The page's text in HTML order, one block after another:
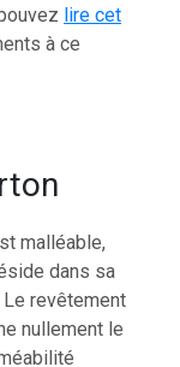
lire cet
à ce
malléable,
dans sa
revêtement
nullement le